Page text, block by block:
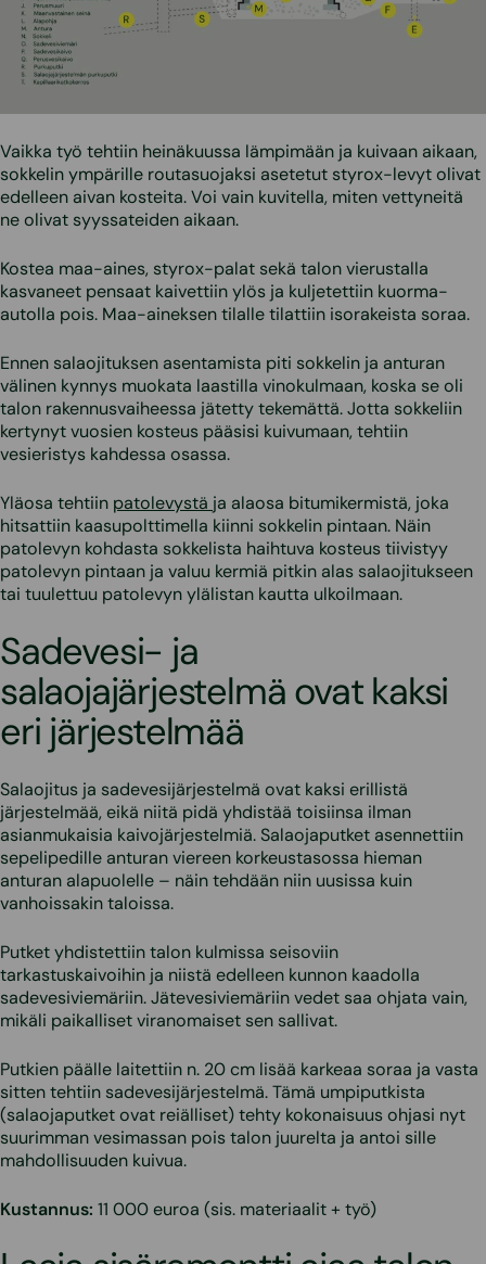
Vaikka työ tehtiin heinäkuussa lämpimään ja kuivaan aikaan,
sokkelin ympärille routasuojaksi asetetut styrox-levyt olivat
edelleen aivan kosteita. Voi vain kuvitella, miten vettyneitä
ne olivat syyssateiden aikaan.
Kostea maa-aines, styrox-palat sekä talon vierustalla
kasvaneet pensaat kaivettiin ylös ja kuljetettiin kuorma-
autolla pois. Maa-aineksen tilalle tilattiin isorakeista soraa.
Ennen salaojituksen asentamista piti sokkelin ja anturan
välinen kynnys muokata laastilla vinokulmaan, koska se oli
talon rakennusvaiheessa jätetty tekemättä. Jotta sokkeliin
kertynyt vuosien kosteus pääsisi kuivumaan, tehtiin
vesieristys kahdessa osassa.
Yläosa tehtiin patolevystä ja alaosa bitumikermistä, joka
hitsattiin kaasupolttimella kiinni sokkelin pintaan. Näin
patolevyn kohdasta sokkelista haihtuva kosteus tiivistyy
patolevyn pintaan ja valuu kermiä pitkin alas salaojitukseen
tai tuulettuu patolevyn ylälistan kautta ulkoilmaan.
Sadevesi- ja
salaojajärjestelmä ovat kaksi
eri järjestelmää
Salaojitus ja sadevesijärjestelmä ovat kaksi erillistä
järjestelmää, eikä niitä pidä yhdistää toisiinsa ilman
asianmukaisia kaivojärjestelmiä. Salaojaputket asennettiin
sepelipedille anturan viereen korkeustasossa hieman
anturan alapuolelle – näin tehdään niin uusissa kuin
vanhoissakin taloissa.
Putket yhdistettiin talon kulmissa seisoviin
tarkastuskaivoihin ja niistä edelleen kunnon kaadolla
sadevesiviemäriin. Jätevesiviemäriin vedet saa ohjata vain,
mikäli paikalliset viranomaiset sen sallivat.
Putkien päälle laitettiin n. 20 cm lisää karkeaa soraa ja vasta
sitten tehtiin sadevesijärjestelmä. Tämä umpiputkista
(salaojaputket ovat reiälliset) tehty kokonaisuus ohjasi nyt
suurimman vesimassan pois talon juurelta ja antoi sille
mahdollisuuden kuivua.
Kustannus: 11 000 euroa (sis. materiaalit + työ)